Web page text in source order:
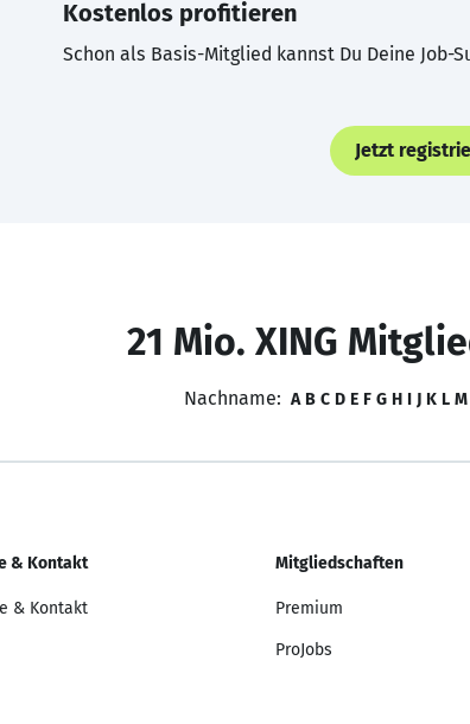
Kostenlos profitieren
Schon als Basis-Mitglied kannst Du Deine Job-
Jetzt
21 Mio. XING
Nachname: A B C D E F G H I J K L M
& Kontakt
& Kontakt
Mitgliedschaften
Premium
ProJobs